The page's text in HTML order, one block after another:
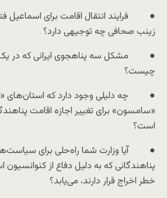
● فرایند انتقال اقامت برای اسماعیل
زینب صحافی چه توجیهی دارد؟
● مشکل سه پناهجوی ایرانی که در یک
چیست؟
● چه دلیلی وجود دارد که استان‌های
«سامسون» برای تغییر اجازه اقامت
است؟
● آیا وزارت شما راه‌حلی برای
پناهندگانی که به دلیل دفاع از
خطر اخراج قرار دارند، می‌یابد؟